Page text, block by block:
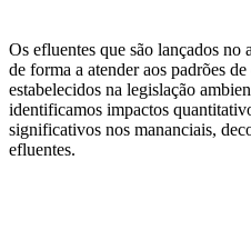
Os efluentes que são lançados no
de forma a atender aos padrões
estabelecidos na legislação
identificamos impactos
significativos nos mananciais,
efluentes.